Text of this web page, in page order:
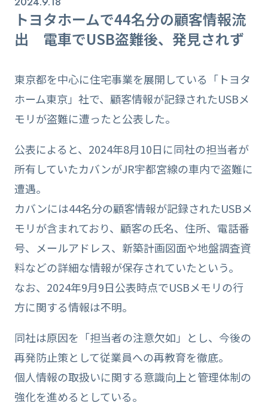
トヨタホームで44名分の顧客情報流
出 電車でUSB盗難後、発見されず
東京都を中心に住宅事業を展開している「トヨタ
ホーム東京」社で、顧客情報が記録されたUSBメ
モリが盗難に遭ったと公表した。
公表によると、2024年8月10日に同社の担当者が
所有していたカバンがJR宇都宮線の車内で盗難に
遭遇。
カバンには44名分の顧客情報が記録されたUSBメ
モリが含まれており、顧客の氏名、住所、電話番
号、メールアドレス、新築計画図面や地盤調査資
料などの詳細な情報が保存されていたという。
なお、2024年9月9日公表時点でUSBメモリの行
方に関する情報は不明。
同社は原因を「担当者の注意欠如」とし、今後の
再発防止策として従業員への再教育を徹底。
個人情報の取扱いに関する意識向上と管理体制の
強化を進めるとしている。